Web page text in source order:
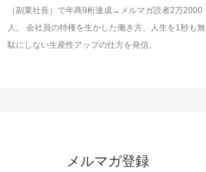
（副業社長）で年商9桁達成→メルマガ読者2万2000
人。 会社員の特権を生かした働き方、人生を1秒も無
駄にしない生産性アップの仕方を発信。
メルマガ登録